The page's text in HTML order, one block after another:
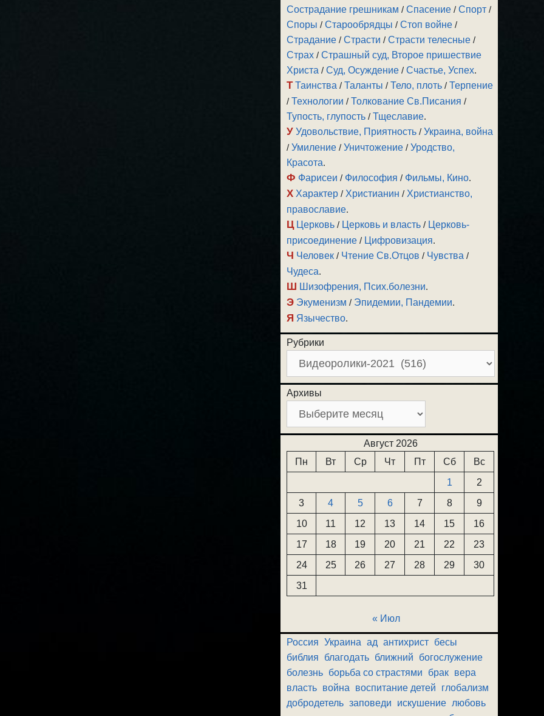
Сострадание грешникам /Спасение /Спорт /
Споры /Старообрядцы /Стоп войне /
Страдание /Страсти /Страсти телесные /
Страх /Страшный суд, Второе пришествие
Христа /Суд, Осуждение /Счастье, Успех.
Т Таинства /Таланты /Тело, плоть /Терпение
/Технологии /Толкование Св.Писания /
Тупость, глупость /Тщеславие.
У Удовольствие, Приятность /Украина, война
/Умиление /Уничтожение /Уродство,
Красота.
Ф Фарисеи / Философия / Фильмы, Кино.
Х Характер / Христианин / Христианство,
православие.
Ц Церковь / Церковь и власть / Церковь-
присоединение / Цифровизация.
Ч Человек / Чтение Св.Отцов / Чувства /
Чудеса.
Ш Шизофрения, Псих.болезни.
Э Экуменизм / Эпидемии, Пандемии.
Я Язычество.
Рубрики
Архивы
Август 2026
Пн
Вт Ср Чт Пт Сб
Вс
1
2
3
4 5 6 7 8
9
10
11 12 13 14 15
16
17
18 19 20 21 22
23
24
25 26 27 28 29
30
31
« Июл
Россия Украина ад антихрист бесы
библия
благодать ближний
богослужение
болезнь борьба со страстями брак вера
власть война воспитание детей
глобализм
добродетель заповеди искушение любовь